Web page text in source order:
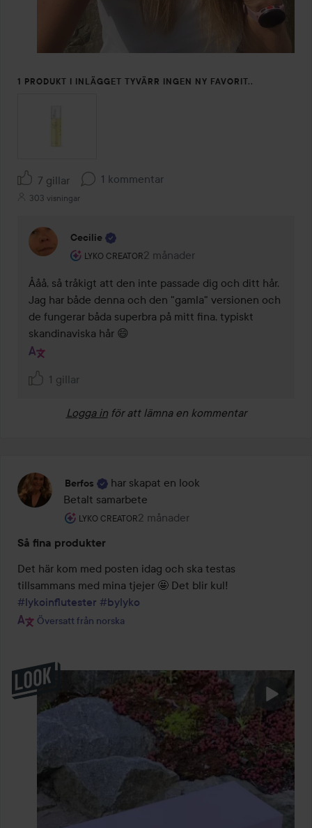
1 PRODUKT I INLÄGGET TYVÄRR INGEN NY FAVORIT..
7 gillar 1 kommentar
303 visningar
Cecilie
LYKO CREATOR
Användarens roll: Lyko Creator.
2 månader
Kommentaren lades 2 månader
Ååå, så tråkigt att den inte passade dig och ditt hår.
Jag har både denna och den "gamla" versionen och
de fungerar båda superbra på mitt fina, typiskt
skandinaviska hår 😄
1 gillar
Logga in för att lämna en kommentar
Berfos
har skapat en look
Betalt samarbete
LYKO CREATOR
Användarens roll: Lyko Creator.
2 månader
Inlägget skapades 2 månader
Så fina produkter
Det här kom med posten idag och ska testas
#lykoinflutester #bylyko
Översatt från norska